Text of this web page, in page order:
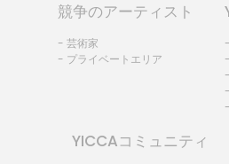
競争のアーティスト
- 芸術家
- プライベートエリア
YICCAコミュニティ